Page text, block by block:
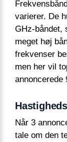
varierer. De
GHz-båndet,
meget høj
frekvenser
men her vil
annoncerede
Når 3
tale om den